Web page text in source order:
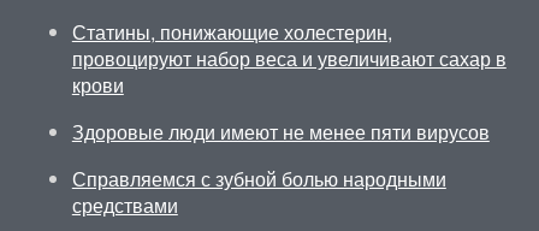
Статины, понижающие холестерин,
провоцируют набор веса и увеличивают сахар в
крови
Здоровые люди имеют не менее пяти вирусов
Справляемся с зубной болью народными
средствами